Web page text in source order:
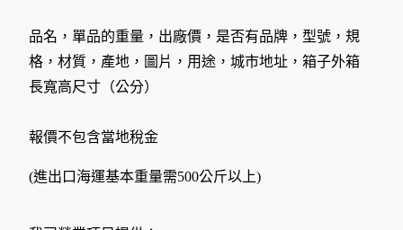
品名，單品的重量，出廠價，是否有品牌，型號，規
格，材質，產地，圖片，用途，城市地址，箱子外箱
長寬高尺寸（公分）
報價不包含當地稅金
(進出口海運基本重量需500公斤以上)